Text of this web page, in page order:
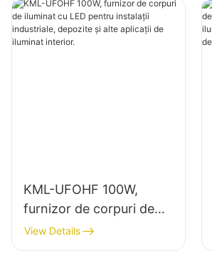
KML-UFOHF 100W,
furnizor de corpuri de
iluminat cu LED pentru
instalații industriale,
View Details